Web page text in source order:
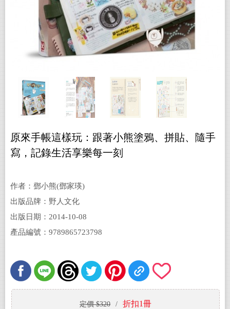
原來手帳這樣玩：跟著小熊塗鴉、拼貼、隨手
寫，記錄生活享樂每一刻
作者：鄧小熊(鄧家瑛)
出版品牌：野人文化
出版日期：2014-10-08
產品編號：9789865723798
定價 $320 / 折扣1冊